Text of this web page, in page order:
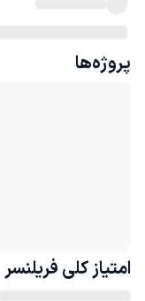
پروژه‌ها
امتیاز کلی فریلنسر